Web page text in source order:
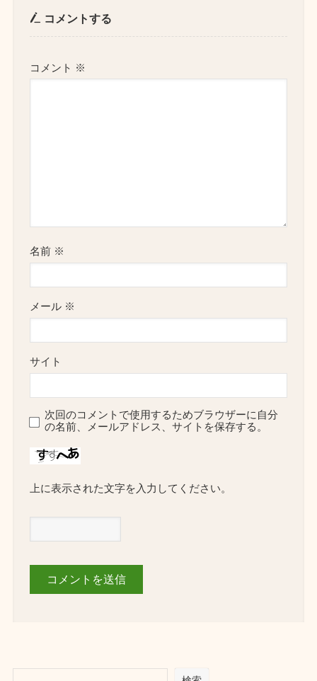
コメントする
コメント ※
名前 ※
メール ※
サイト
次回のコメントで使用するためブラウザーに自分
の名前、メールアドレス、サイトを保存する。
上に表示された文字を入力してください。